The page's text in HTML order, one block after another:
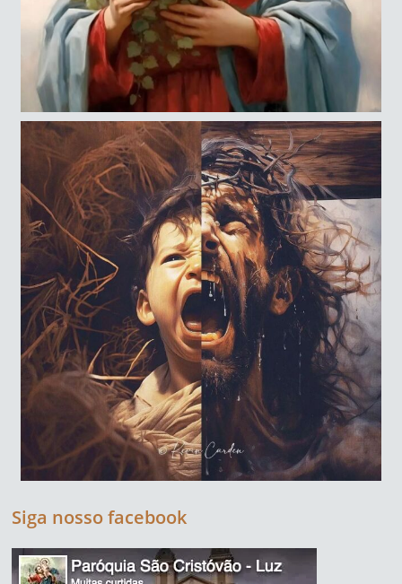
Siga nosso facebook